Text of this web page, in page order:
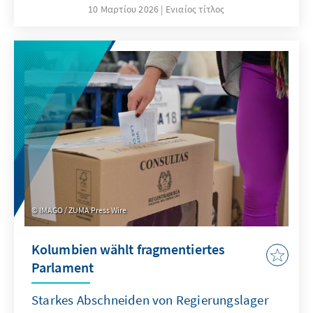
die Stiftung in den vergangenen Monaten
besonders häufig geklickt? Wie viele Follower
hat die Stiftung weltweit bei Facebook,
Twitter und Instagram? Sie suchen
Informationen über aktuellen Forschungs-
und Beratungsthemen? Oder fragen sich: Wie
setzen sich die Zahlen der aktuell geförderten
Stipendiatinnen und Stipendiaten
zusammen? Mit welchen digitalen Formaten
arbeitet die politische Bildung? Und wie viele
Plakate liegen in digitaler Fassung vor?
10 Μαρτίου 2026 Ενιαίος τίτλος
IMAGO / ZUMA Press Wire
Kolumbien wählt fragmentiertes
Parlament
Starkes Abschneiden von Regierungslager